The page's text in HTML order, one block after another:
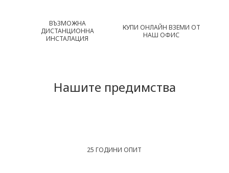
ВЪЗМОЖНА
ДИСТАНЦИОННА
ИНСТАЛАЦИЯ
КУПИ ОНЛАЙН ВЗЕМИ ОТ
НАШ ОФИС
Нашите предимства
25 ГОДИНИ ОПИТ